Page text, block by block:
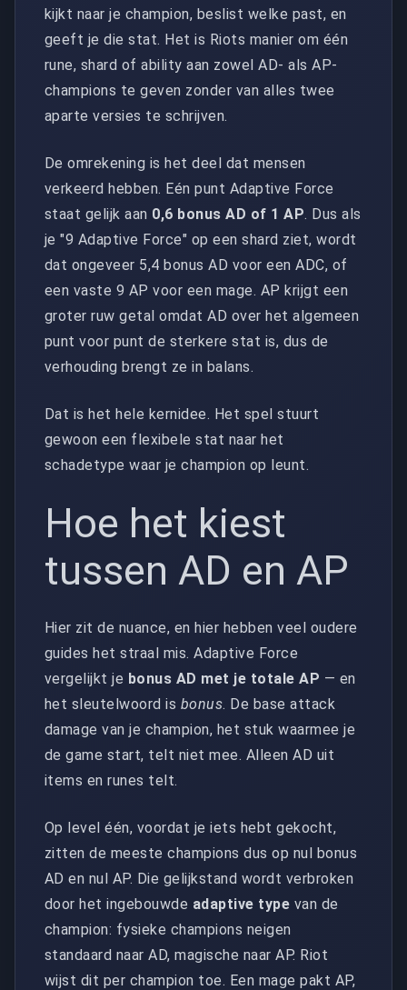
kijkt naar je champion, beslist welke past, en
geeft je die stat. Het is Riots manier om één
rune, shard of ability aan zowel AD- als AP-
champions te geven zonder van alles twee
aparte versies te schrijven.
De omrekening is het deel dat mensen
verkeerd hebben. Eén punt Adaptive Force
staat gelijk aan 0,6 bonus AD of 1 AP. Dus als
je "9 Adaptive Force" op een shard ziet, wordt
dat ongeveer 5,4 bonus AD voor een ADC, of
een vaste 9 AP voor een mage. AP krijgt een
groter ruw getal omdat AD over het algemeen
punt voor punt de sterkere stat is, dus de
verhouding brengt ze in balans.
Dat is het hele kernidee. Het spel stuurt
gewoon een flexibele stat naar het
schadetype waar je champion op leunt.
Hoe het kiest
tussen AD en AP
Hier zit de nuance, en hier hebben veel oudere
guides het straal mis. Adaptive Force
vergelijkt je bonus AD met je totale AP — en
het sleutelwoord is bonus. De base attack
damage van je champion, het stuk waarmee je
de game start, telt niet mee. Alleen AD uit
items en runes telt.
Op level één, voordat je iets hebt gekocht,
zitten de meeste champions dus op nul bonus
AD en nul AP. Die gelijkstand wordt verbroken
door het ingebouwde adaptive type van de
champion: fysieke champions neigen
standaard naar AD, magische naar AP. Riot
wijst dit per champion toe. Een mage pakt AP,